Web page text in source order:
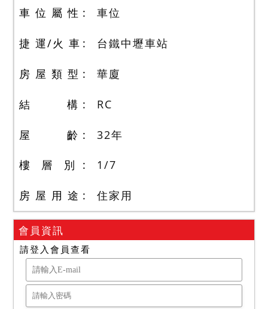
車 位 屬 性 車位
捷 運/火 車 台鐵中壢車站
房 屋 類 型 華廈
結 構 RC
屋 齡 32年
樓 層 別 1 /7
房 屋 用 途 住家用
會員資訊
請登入會員查看